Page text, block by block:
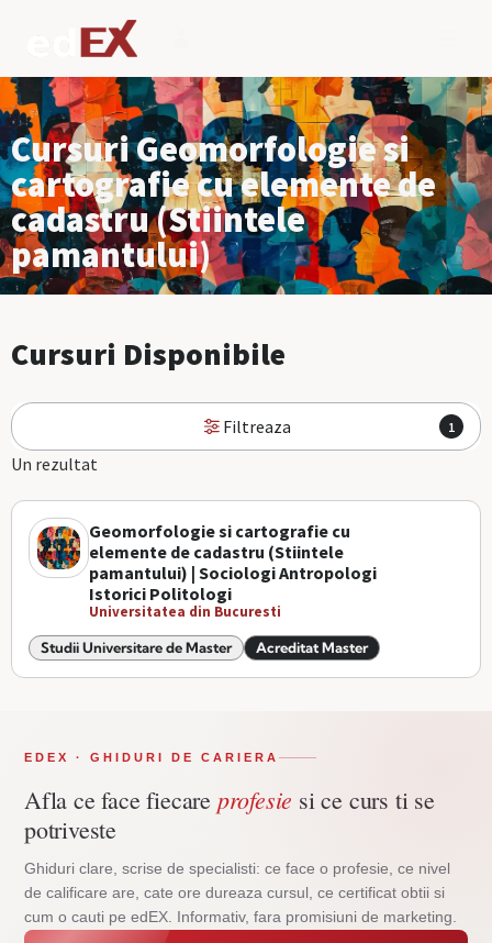
Cursuri Geomorfologie si
cartografie cu elemente de
cadastru (Stiintele
pamantului)
Cursuri Disponibile
Filtreaza 1
Un rezultat
Geomorfologie si cartografie cu
elemente de cadastru (Stiintele
pamantului) | Sociologi Antropologi
Istorici Politologi
Universitatea din Bucuresti
Studii Universitare de Master Acreditat Master
EDEX · GHIDURI DE CARIERA
Afla ce face fiecare profesie si ce curs ti se
potriveste
Ghiduri clare, scrise de specialisti: ce face o profesie, ce nivel
de calificare are, cate ore dureaza cursul, ce certificat obtii si
cum o cauti pe edEX. Informativ, fara promisiuni de marketing.